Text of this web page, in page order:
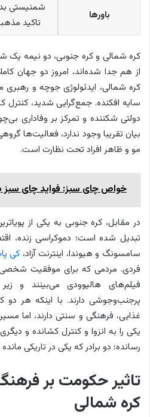
باورها
شمنیستی
تاکید
کره شمالی و کره جنوبی، دو نیمه
از هم جدا شده‌اند، امروز دو جهان
کره شمالی، ایدئولوژی جوچه و
سایه افکنده. جمع‌گرایی شدید، کنترل
دولتی شکننده و تمرکز بر وفاداری
بیان تقریبا وجود ندارد، فعالیت‌ها
مو و ظاهر افراد تحت نظارت است.
خواص چای سبز: فواید چای
در مقابل، کره جنوبی به یکی از
تبدیل شده است؛ دموکراسی زنده،
سامسونگ و هیوندا، اینترنت آزاد، کی
فردی. مردمی که برای موفقیت شخصی
فیلم‌های هالیوودی می‌بینند و
پرجنب‌وجوشی دارند. با اینکه هر
غذایی، فرهنگی و سنتی دارند، اما
یکی را به انزوا و کنترل کشانده و
رسانده؛ دو برادر که یکی در تاریکی
تاثیر حکومت بر
کره شمالی